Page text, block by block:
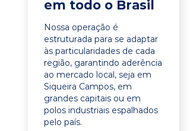
em todo o Brasil
Nossa operação é
estruturada para se adaptar
às particularidades de cada
região, garantindo aderência
ao mercado local, seja em
Siqueira Campos, em
grandes capitais ou em
polos industriais espalhados
pelo país.